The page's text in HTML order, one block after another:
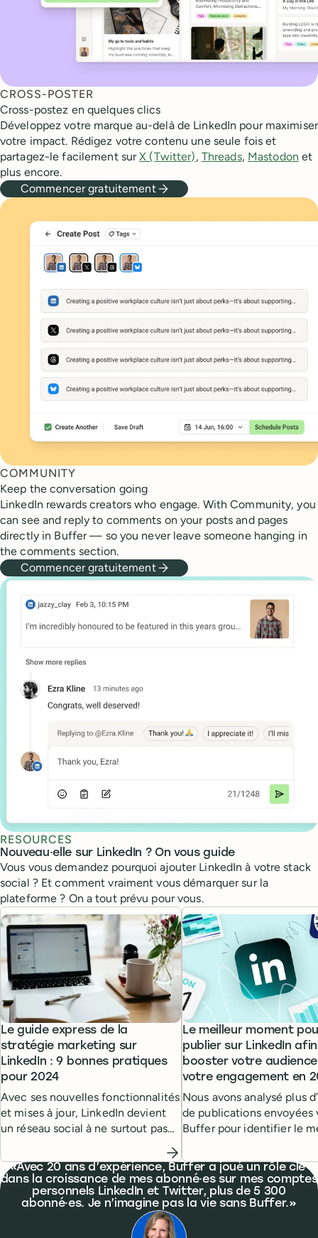
CROSS-POSTER
Cross-postez en quelques clics
Développez votre marque au-delà de LinkedIn pour maximiser
votre impact. Rédigez votre contenu une seule fois et
partagez-le facilement surX (Twitter), Threads, Mastodon et
plus encore.
Commencer gratuitement
COMMUNITY
Keep the conversation going
LinkedIn rewards creators who engage. With Community, you
can see and reply to comments on your posts and pages
directly in Buffer — so you never leave someone hanging in
the comments section.
Commencer gratuitement
RESOURCES
Nouveau·elle sur LinkedIn ? On vous guide
Vous vous demandez pourquoi ajouter LinkedIn à votre stack
social ? Et comment vraiment vous démarquer sur la
plateforme ? On a tout prévu pour vous.
Le guide express de la
stratégie marketing sur
LinkedIn : 9 bonnes pratiques
pour 2024
Avec ses nouvelles fonctionnalités
et mises à jour, LinkedIn devient
un réseau social à ne surtout pas
professionnel·le ou un·e
marketeur·euse B2B.
Le meilleur moment
publier sur LinkedIn
booster votre
votre engagement en
Nous avons analysé plus
de publications envoyées
Buffer pour identifier le
publier sur LinkedIn et
la portée.
What people are saying
Avec 20 ans d’expérience, Buffer a joué un rôle clé
dans la croissance de mes abonné·es sur mes comptes
personnels LinkedIn et Twitter, plus de 5 300
abonné·es. Je n’imagine pas la vie sans Buffer.